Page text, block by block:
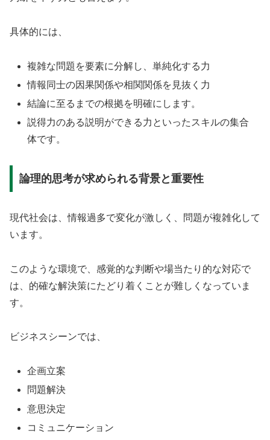
具体的には、
複雑な問題を要素に分解し、単純化する力
情報同士の因果関係や相関関係を見抜く力
結論に至るまでの根拠を明確にします。
説得力のある説明ができる力といったスキルの集合
体です。
論理的思考が求められる背景と重要性
現代社会は、情報過多で変化が激しく、問題が複雑化して
います。
このような環境で、感覚的な判断や場当たり的な対応で
は、的確な解決策にたどり着くことが難しくなっていま
す。
ビジネスシーンでは、
企画立案
問題解決
意思決定
コミュニケーション